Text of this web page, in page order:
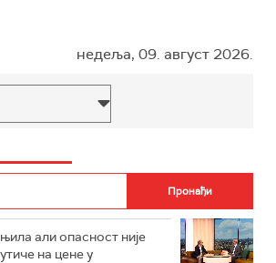
недеља, 09. август 2026.
али опасност није
на цене у